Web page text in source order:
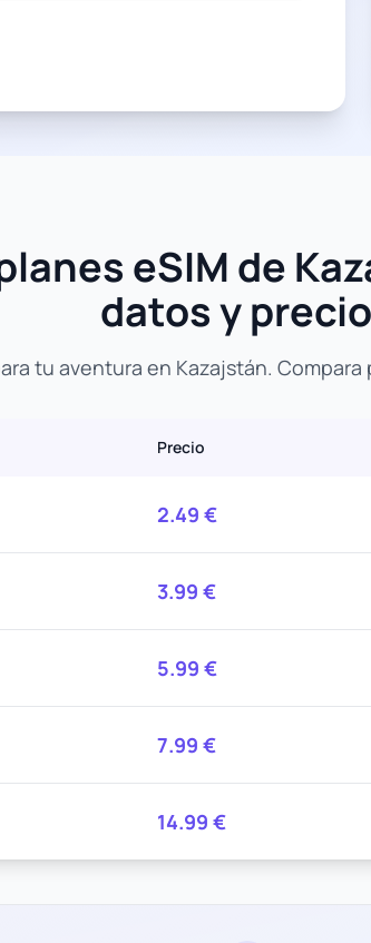
eSIM de
datos y
tu aventura en Kazajstán.
Precio
2.49 €
3.99 €
5.99 €
7.99 €
14.99 €